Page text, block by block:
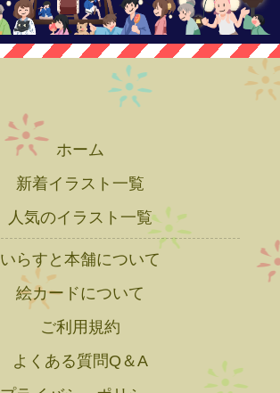
ホーム
新着イラスト一覧
人気のイラスト一覧
いらすと本舗について
絵カードについて
ご利用規約
よくある質問Q＆A